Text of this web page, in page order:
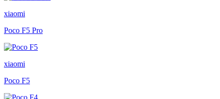
xiaomi
Poco F5 Pro
xiaomi
Poco F5